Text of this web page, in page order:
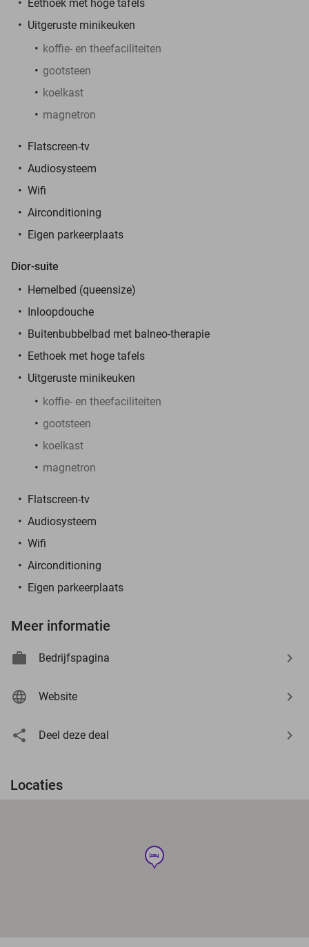
Eethoek met hoge tafels
Uitgeruste minikeuken
koffie- en theefaciliteiten
gootsteen
koelkast
magnetron
Flatscreen-tv
Audiosysteem
Wifi
Airconditioning
Eigen parkeerplaats
Dior-suite
Hemelbed (queensize)
Inloopdouche
Buitenbubbelbad met balneo-therapie
Eethoek met hoge tafels
Uitgeruste minikeuken
koffie- en theefaciliteiten
gootsteen
koelkast
magnetron
Flatscreen-tv
Audiosysteem
Wifi
Airconditioning
Eigen parkeerplaats
Meer informatie
Bedrijfspagina
Website
Deel deze deal
Locaties
hotel